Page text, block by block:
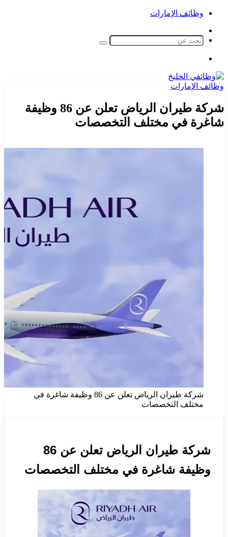
وظائف الإمارات
المظلم
بحث
وظائف الإمارات
شركة طيران الرياض تعلن عن 86 وظيفة
شاغرة في مختلف التخصصات
شركة طيران الرياض تعلن عن 86 وظيفة شاغرة في
مختلف التخصصات
شركة طيران الرياض تعلن عن 86
وظيفة شاغرة في مختلف التخصصات